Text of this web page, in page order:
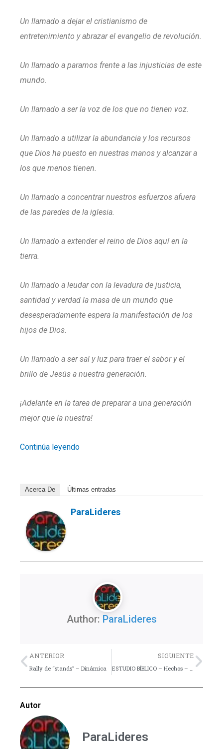
Un llamado a dejar el cristianismo de
entretenimiento y abrazar el evangelio de revolución.
Un llamado a pararnos frente a las injusticias de este
mundo.
Un llamado a ser la voz de los que no tienen voz.
Un llamado a utilizar la abundancia y los recursos
que Dios ha puesto en nuestras manos y alcanzar a
los que menos tienen.
Un llamado a concentrar nuestros esfuerzos afuera
de las paredes de la iglesia.
Un llamado a extender el reino de Dios aquí en la
tierra.
Un llamado a leudar con la levadura de justicia,
santidad y verdad la masa de un mundo que
desesperadamente espera la manifestación de los
hijos de Dios.
Un llamado a ser sal y luz para traer el sabor y el
brillo de Jesús a nuestra generación.
¡Adelante en la tarea de preparar a una generación
mejor que la nuestra!
Continúa leyendo
Acerca De Últimas entradas
ParaLideres
Author: ParaLideres
Previo
ANTERIOR
Rally de “stands” – Dinámica
SIGUIENTE
ESTUDIO BÍBLICO – Hechos – Lección 4
Autor
ParaLideres